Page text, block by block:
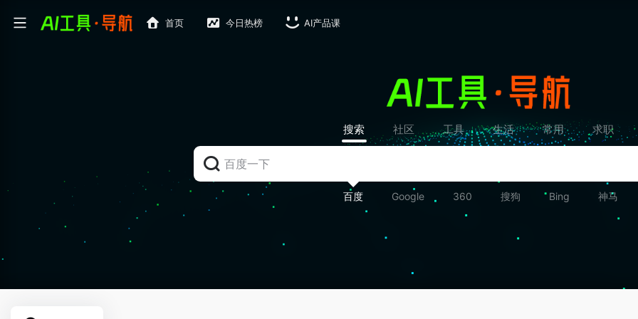
首页 今日热榜 AI产品课
搜索 社区 工具 生活 常用 求职
百度 Google 360 搜狗 Bing 神马